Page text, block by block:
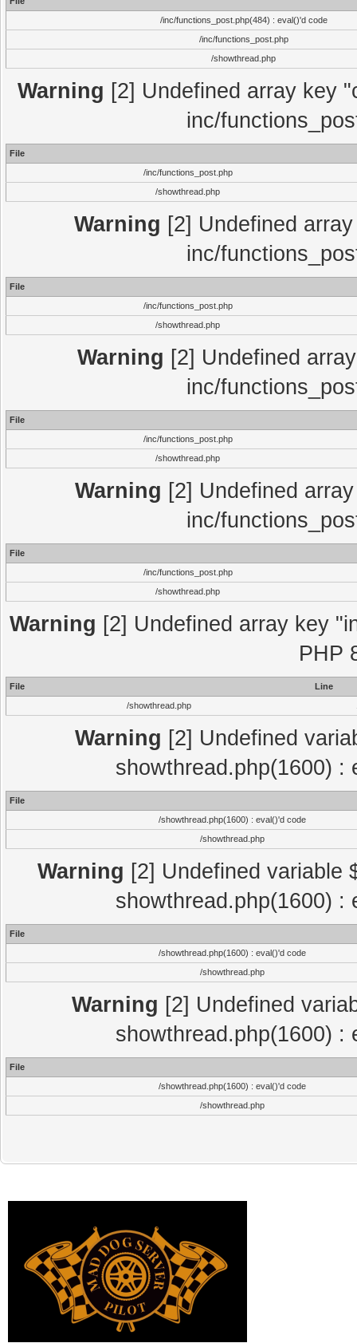
/inc/functions_post.php(484) : eval()'d code
/inc/functions_post.php
/showthread.php
Warning [2] Undefined array key
inc/
File
/inc/functions_post.php
/showthread.php
Warning [2] Undefined
inc/
File
/inc/functions_post.php
/showthread.php
Warning [2] Undefined
inc/
File
/inc/functions_post.php
/showthread.php
Warning [2] Undefined
inc/
File
/inc/functions_post.php
/showthread.php
Warning [2] Undefined array key
PHP
File
Line
/showthread.php
Warning [2] Undefined
showthread.php(1600) :
File
/showthread.php(1600) : eval()'d code
/showthread.php
Warning [2] Undefined variable
showthread.php(1600) :
File
/showthread.php(1600) : eval()'d code
/showthread.php
Warning [2] Undefined
showthread.php(1600) :
File
/showthread.php(1600) : eval()'d code
/showthread.php